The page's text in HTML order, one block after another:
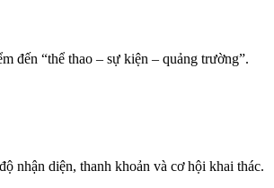
đến “thể thao – sự kiện – quảng trường”.
nhận diện, thanh khoản và cơ hội khai thác.